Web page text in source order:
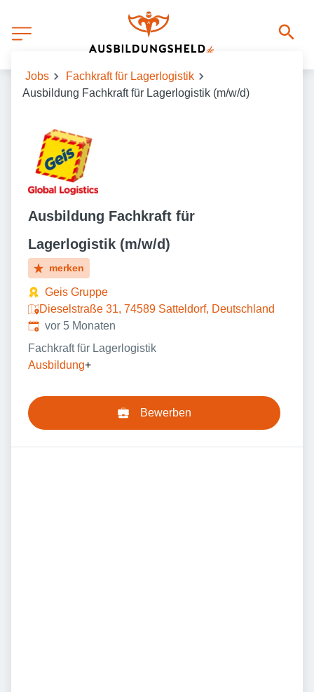
Jobs
Fachkraft für Lagerlogistik
Ausbildung Fachkraft für Lagerlogistik (m/w/d)
Ausbildung Fachkraft für
Lagerlogistik (m/w/d)
merken
Geis Gruppe
Dieselstraße 31, 74589 Satteldorf, Deutschland
Veröffentlicht:
vor 5 Monaten
Fachkraft für Lagerlogistik
Ausbildung+
Bewerben